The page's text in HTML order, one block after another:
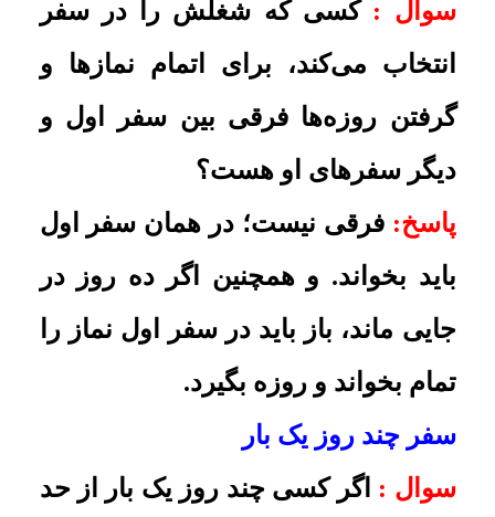
و تعداد روزها در هفته منظم نباشد،
فرقی در حکم می‌کند؟
باید نماز را تمام بخواند و روزه
بگیرد و تفاوتی هم در فرض مذکور
نیست
مسافرت یک ماه یک بار
سوال :کسی که در شهر خود ساکن
است، ولی همسرش متعلق به شهر
دیگری است و تقریباً هر ماه یک مرتبه
به محل زادگاه همسرش می‌رود، اگر
در ماه مبارک رمضان به مدت چند روز
به این سفر برود، می‌تواند روزه‌های
خود را بگیرد؟
اگر مسافرت او دائماً هر ده روز
یک مرتبه باشد، نماز او تمام است و